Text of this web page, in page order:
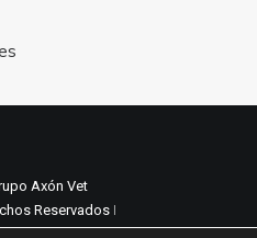
Axón Vet
Reservados ǀ